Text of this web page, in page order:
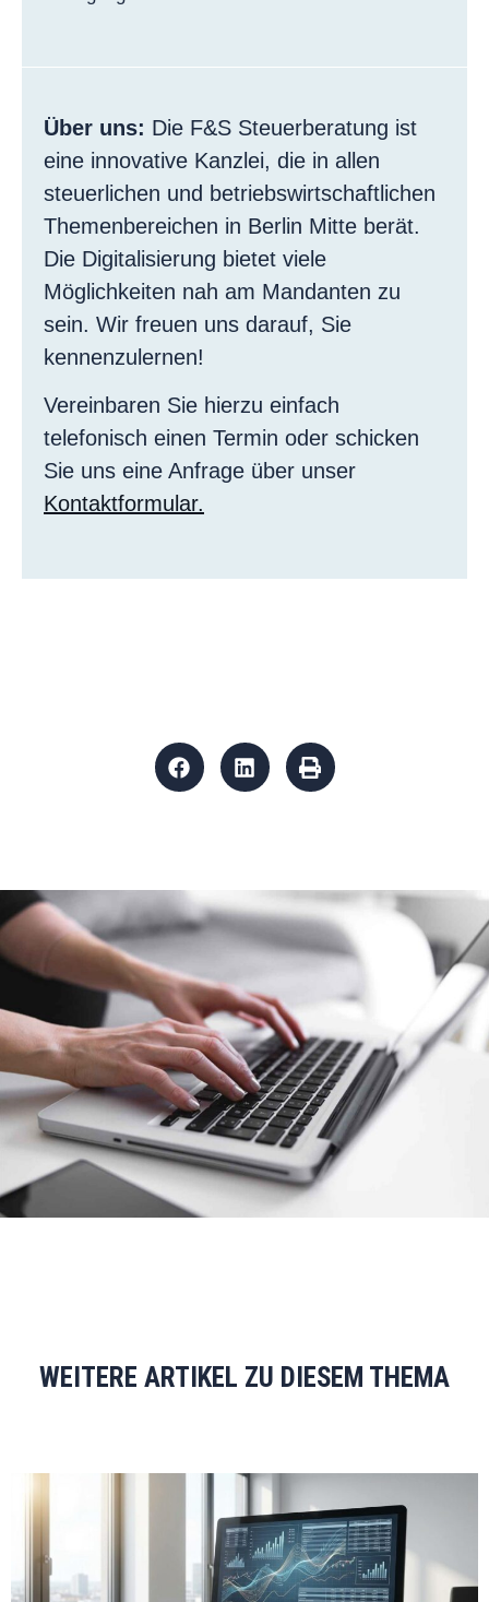
Über uns: Die F&S Steuerberatung ist
eine innovative Kanzlei, die in allen
steuerlichen und betriebswirtschaftlichen
Themenbereichen in Berlin Mitte berät.
Die Digitalisierung bietet viele
Möglichkeiten nah am Mandanten zu
sein. Wir freuen uns darauf, Sie
kennenzulernen!
Vereinbaren Sie hierzu einfach
telefonisch einen Termin oder schicken
Sie uns eine Anfrage über unser
Kontaktformular.
WEITERE ARTIKEL ZU DIESEM THEMA